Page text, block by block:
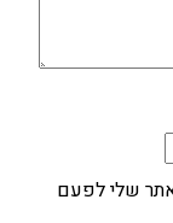
שלי לפעם